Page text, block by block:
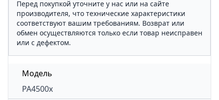
Перед покупкой уточните у нас или на сайте
производителя, что технические характеристики
соответствуют вашим требованиям. Возврат или
обмен осуществляются только если товар неисправен
или с дефектом.
Модель
PA4500x